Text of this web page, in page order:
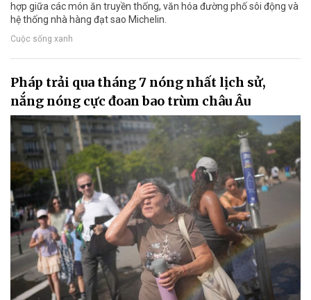
hợp giữa các món ăn truyền thống, văn hóa đường phố sôi động và
hệ thống nhà hàng đạt sao Michelin.
Cuộc sống xanh
Pháp trải qua tháng 7 nóng nhất lịch sử,
nắng nóng cực đoan bao trùm châu Âu